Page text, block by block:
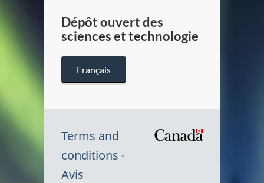
Dépôt ouvert des
sciences et technologie
Français
Terms and
conditions
Avis